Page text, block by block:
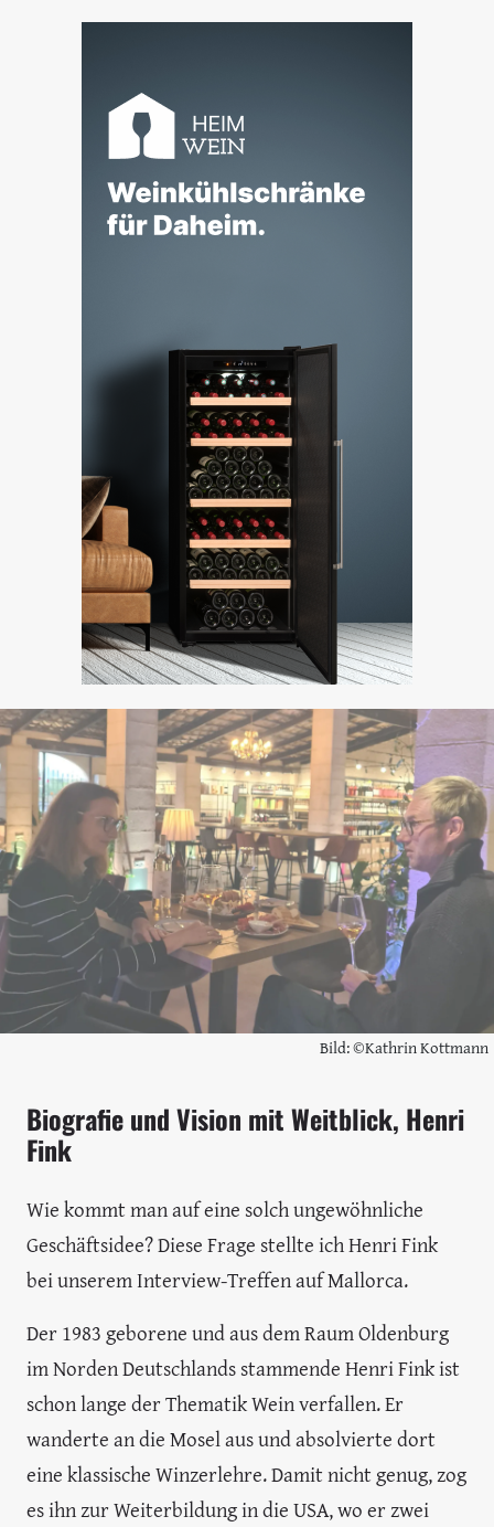
Bild: ©Kathrin Kottmann
Biografie und Vision mit Weitblick, Henri
Fink
Wie kommt man auf eine solch ungewöhnliche
Geschäftsidee? Diese Frage stellte ich Henri Fink
bei unserem Interview-Treffen auf Mallorca.
Der 1983 geborene und aus dem Raum Oldenburg
im Norden Deutschlands stammende Henri Fink ist
schon lange der Thematik Wein verfallen. Er
wanderte an die Mosel aus und absolvierte dort
eine klassische Winzerlehre. Damit nicht genug, zog
es ihn zur Weiterbildung in die USA, wo er zwei